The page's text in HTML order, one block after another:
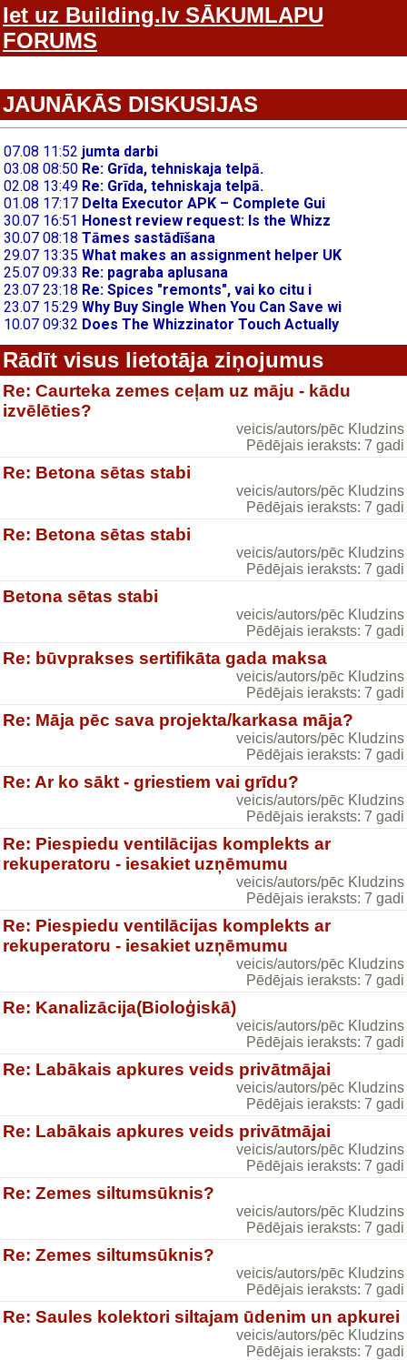
Iet uz Building.lv SĀKUMLAPU
FORUMS
JAUNĀKĀS DISKUSIJAS
Rādīt visus lietotāja ziņojumus
Re: Caurteka zemes ceļam uz māju - kādu
izvēlēties?
veicis/autors/pēc Kludzins
Pēdējais ieraksts: 7 gadi
Re: Betona sētas stabi
veicis/autors/pēc Kludzins
Pēdējais ieraksts: 7 gadi
Re: Betona sētas stabi
veicis/autors/pēc Kludzins
Pēdējais ieraksts: 7 gadi
Betona sētas stabi
veicis/autors/pēc Kludzins
Pēdējais ieraksts: 7 gadi
Re: būvprakses sertifikāta gada maksa
veicis/autors/pēc Kludzins
Pēdējais ieraksts: 7 gadi
Re: Māja pēc sava projekta/karkasa māja?
veicis/autors/pēc Kludzins
Pēdējais ieraksts: 7 gadi
Re: Ar ko sākt - griestiem vai grīdu?
veicis/autors/pēc Kludzins
Pēdējais ieraksts: 7 gadi
Re: Piespiedu ventilācijas komplekts ar
rekuperatoru - iesakiet uzņēmumu
veicis/autors/pēc Kludzins
Pēdējais ieraksts: 7 gadi
Re: Piespiedu ventilācijas komplekts ar
rekuperatoru - iesakiet uzņēmumu
veicis/autors/pēc Kludzins
Pēdējais ieraksts: 7 gadi
Re: Kanalizācija(Bioloģiskā)
veicis/autors/pēc Kludzins
Pēdējais ieraksts: 7 gadi
Re: Labākais apkures veids privātmājai
veicis/autors/pēc Kludzins
Pēdējais ieraksts: 7 gadi
Re: Labākais apkures veids privātmājai
veicis/autors/pēc Kludzins
Pēdējais ieraksts: 7 gadi
Re: Zemes siltumsūknis?
veicis/autors/pēc Kludzins
Pēdējais ieraksts: 7 gadi
Re: Zemes siltumsūknis?
veicis/autors/pēc Kludzins
Pēdējais ieraksts: 7 gadi
Re: Saules kolektori siltajam ūdenim un apkurei
veicis/autors/pēc Kludzins
Pēdējais ieraksts: 7 gadi